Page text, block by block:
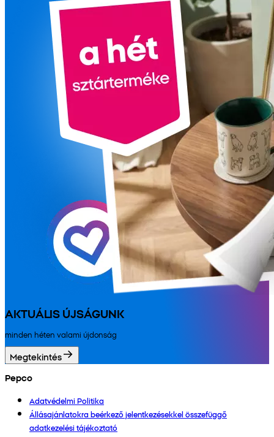
AKTUÁLIS ÚJSÁGUNK
minden héten valami újdonság
Megtekintés
Pepco
Adatvédelmi Politika
Állásajánlatokra beérkező jelentkezésekkel összefüggő
adatkezelési tájékoztató